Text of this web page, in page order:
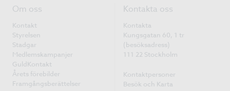
Om oss
Kontakt
Styrelsen
Stadgar
Medlemskampanjer
GuldKontakt
Årets förebilder
Framgångsberättelser
Kontakta oss
Kontakta
Kungsgatan 60, 1 tr
(besöksadress)
111 22 Stockholm
Kontaktpersoner
Besök och Karta